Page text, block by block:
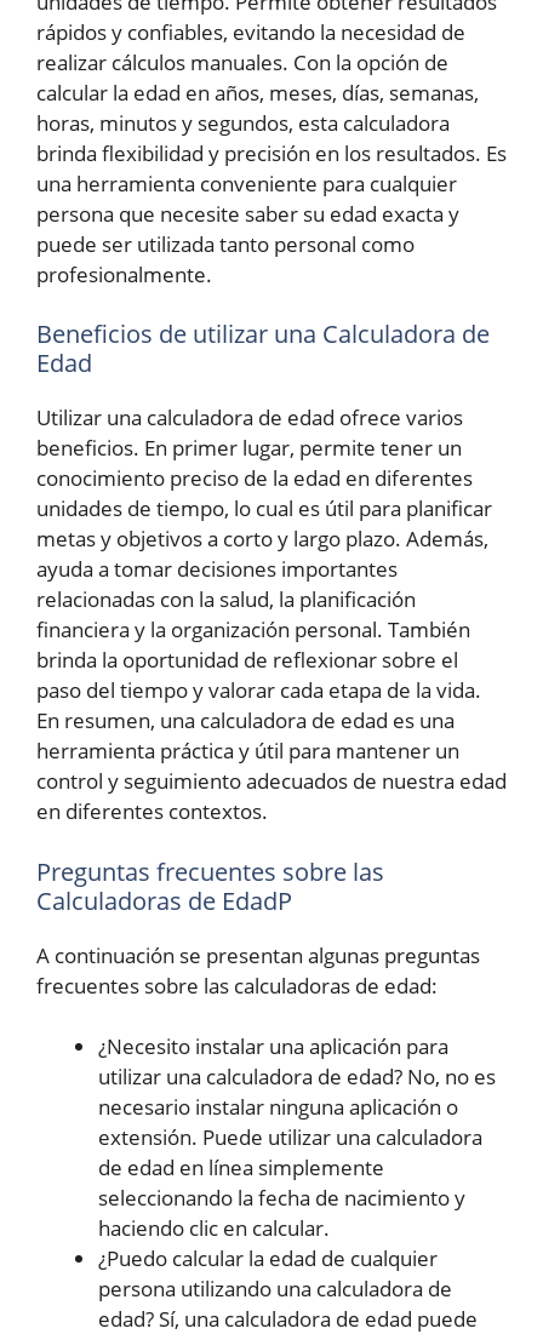
rápidos y confiables, evitando la necesidad de
realizar cálculos manuales. Con la opción de
calcular la edad en años, meses, días, semanas,
horas, minutos y segundos, esta calculadora
brinda flexibilidad y precisión en los resultados. Es
una herramienta conveniente para cualquier
persona que necesite saber su edad exacta y
puede ser utilizada tanto personal como
profesionalmente.
Beneficios de utilizar una Calculadora de
Edad
Utilizar una calculadora de edad ofrece varios
beneficios. En primer lugar, permite tener un
conocimiento preciso de la edad en diferentes
unidades de tiempo, lo cual es útil para planificar
metas y objetivos a corto y largo plazo. Además,
ayuda a tomar decisiones importantes
relacionadas con la salud, la planificación
financiera y la organización personal. También
brinda la oportunidad de reflexionar sobre el
paso del tiempo y valorar cada etapa de la vida.
En resumen, una calculadora de edad es una
herramienta práctica y útil para mantener un
control y seguimiento adecuados de nuestra edad
en diferentes contextos.
Preguntas frecuentes sobre las
Calculadoras de EdadP
A continuación se presentan algunas preguntas
frecuentes sobre las calculadoras de edad:
¿Necesito instalar una aplicación para
utilizar una calculadora de edad? No, no es
necesario instalar ninguna aplicación o
extensión. Puede utilizar una calculadora
de edad en línea simplemente
seleccionando la fecha de nacimiento y
haciendo clic en calcular.
¿Puedo calcular la edad de cualquier
persona utilizando una calculadora de
edad? Sí, una calculadora de edad puede